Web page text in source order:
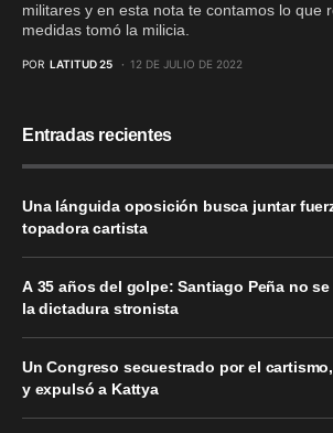
militares y en esta nota te contamos lo que
medidas tomó la milicia.
POR LATITUD 25 12 DE JULIO DE 2022
Entradas recientes
Una lánguida oposición busca juntar
topadora cartista
A 35 años del golpe: Santiago Peña no
la dictadura stronista
Un Congreso secuestrado por el
y expulsó a Kattya